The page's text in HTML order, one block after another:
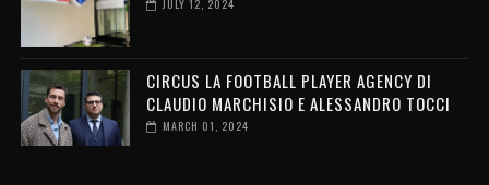
JULY 12, 2024
CIRCUS LA FOOTBALL PLAYER AGENCY DI
CLAUDIO MARCHISIO E ALESSANDRO TOCCI
MARCH 01, 2024